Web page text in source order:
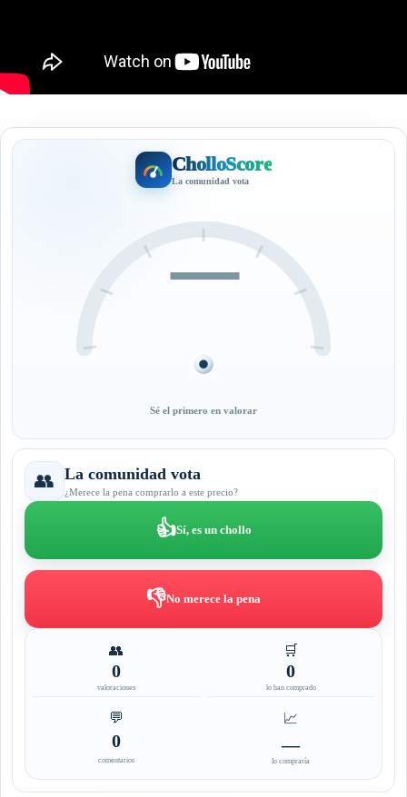
CholloScore
La comunidad vota
—
Sé el primero en valorar
👥 La comunidad vota
¿Merece la pena comprarlo a este precio?
👍Sí, es un chollo
👎No merece la pena
👥
0
valoraciones
🛒
0
lo han comprado
💬
0
comentarios
📈
—
lo compraría